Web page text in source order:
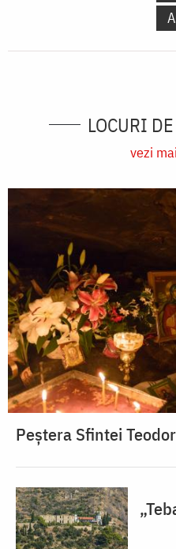
LOCURI
vezi
Peștera Sfintei